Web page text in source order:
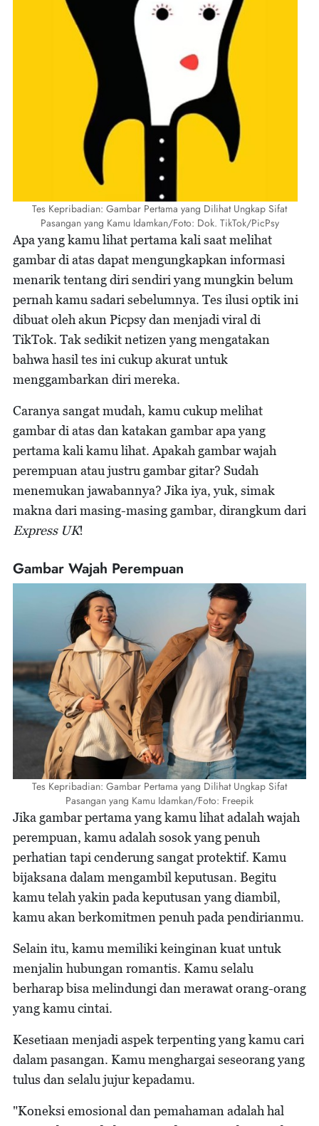
Tes Kepribadian: Gambar Pertama yang Dilihat Ungkap Sifat
Pasangan yang Kamu Idamkan/Foto: Dok. TikTok/PicPsy
Apa yang kamu lihat pertama kali saat melihat
gambar di atas dapat mengungkapkan informasi
menarik tentang diri sendiri yang mungkin belum
pernah kamu sadari sebelumnya. Tes ilusi optik ini
dibuat oleh akun Picpsy dan menjadi viral di
TikTok. Tak sedikit netizen yang mengatakan
bahwa hasil tes ini cukup akurat untuk
menggambarkan diri mereka.
Caranya sangat mudah, kamu cukup melihat
gambar di atas dan katakan gambar apa yang
pertama kali kamu lihat. Apakah gambar wajah
perempuan atau justru gambar gitar? Sudah
menemukan jawabannya? Jika iya, yuk, simak
makna dari masing-masing gambar, dirangkum dari
Express UK!
Gambar Wajah Perempuan
Tes Kepribadian: Gambar Pertama yang Dilihat Ungkap Sifat
Pasangan yang Kamu Idamkan/Foto: Freepik
Jika gambar pertama yang kamu lihat adalah wajah
perempuan, kamu adalah sosok yang penuh
perhatian tapi cenderung sangat protektif. Kamu
bijaksana dalam mengambil keputusan. Begitu
kamu telah yakin pada keputusan yang diambil,
kamu akan berkomitmen penuh pada pendirianmu.
Selain itu, kamu memiliki keinginan kuat untuk
menjalin hubungan romantis. Kamu selalu
berharap bisa melindungi dan merawat orang-orang
yang kamu cintai.
Kesetiaan menjadi aspek terpenting yang kamu cari
dalam pasangan. Kamu menghargai seseorang yang
tulus dan selalu jujur kepadamu.
"Koneksi emosional dan pemahaman adalah hal